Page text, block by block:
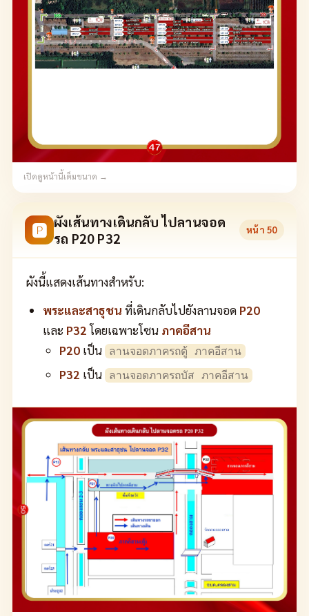
เปิดดูหน้านี้เต็มขนาด →
🅿 ผังเส้นทางเดินกลับ ไปลานจอด
รถ P20 P32
หน้า 50
ผังนี้แสดงเส้นทางสำหรับ:
พระและสาธุชน ที่เดินกลับไปยังลานจอด P20
และ P32โดยเฉพาะโซน ภาคอีสาน
P20 เป็น ลานจอดภาครถตู้ ภาคอีสาน
P32 เป็น ลานจอดภาครถบัส ภาคอีสาน